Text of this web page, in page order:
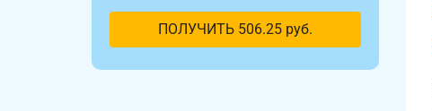
ПОЛУЧИТЬ 506.25 руб.